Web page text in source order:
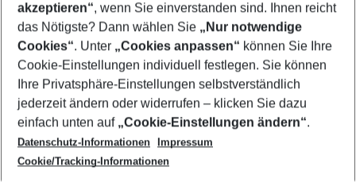
Footer
Footer navigation
Über uns
AGB
Cookie-Einstellungen ändern
Cookie-Richtlinie
Datenschutz
Service & Hilfe
Barrierefreies Reisen
Check-in
Folgen Sie uns
akzeptieren“, wenn Sie einverstanden sind. Ihnen reicht
das Nötigste? Dann wählen Sie „Nur notwendige
Cookies“. Unter „Cookies anpassen“ können Sie Ihre
Cookie-Einstellungen individuell festlegen. Sie können
Ihre Privatsphäre-Einstellungen selbstverständlich
jederzeit ändern oder widerrufen – klicken Sie dazu
einfach unten auf „Cookie-Einstellungen ändern“.
Datenschutz-Informationen
Impressum
Cookie/Tracking-Informationen